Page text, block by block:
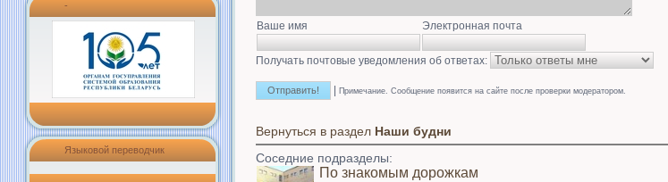
-
Языковой переводчик
Ваше имя Электронная почта
Получать почтовые уведомления об ответах:
Примечание. Сообщение появится на сайте после проверки модератором.
Вернуться в раздел Наши будни
Соседние подразделы:
По знакомым дорожкам